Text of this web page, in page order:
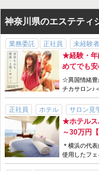
神奈川県のエステティ
業務委託 正社員 未経験
髪型・髪色自由
女性スタ
歩合・インセンティブあり
新規フリー客多数
サロン
パパ・ママ在籍
社員登用あ
★経験・年
めてでも
を習得で
マサロン♪
☆異国情緒豊
チカサロン♪
正社員 ホテル サロン見
社会保険完備
交通費支給
研修制度あり
産休・育休制
パパ・ママ在籍
★ホテルス
～30万円
ル ホテル
間♪プライ
＊横浜の代
使用したフェ
ます＊あな